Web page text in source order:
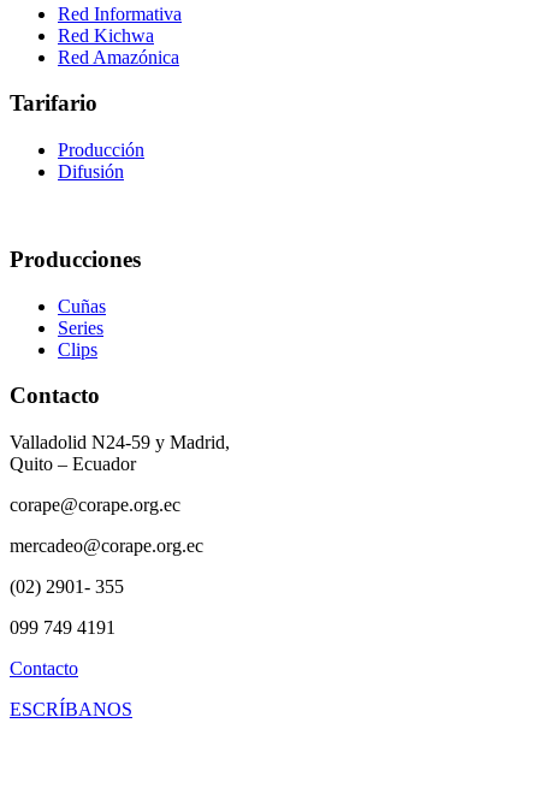
Red Informativa
Red Kichwa
Red Amazónica
Tarifario
Producción
Difusión
Producciones
Cuñas
Series
Clips
Contacto
Valladolid N24-59 y Madrid,
Quito – Ecuador
corape@corape.org.ec
mercadeo@corape.org.ec
(02) 2901- 355
099 749 4191
Contacto
ESCRÍBANOS